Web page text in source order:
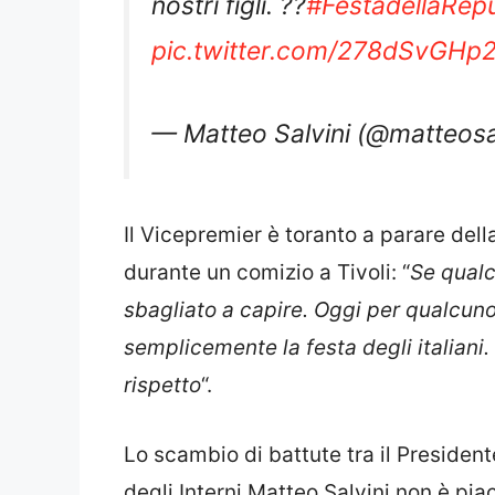
pic.twitter.com/
— Matteo Salvini
Il Vicepremier è toranto a parare
durante un comizio a Tivoli: “Se
sbagliato a capire. Oggi per
semplicemente la festa degli
rispetto“.
Lo scambio di battute tra il